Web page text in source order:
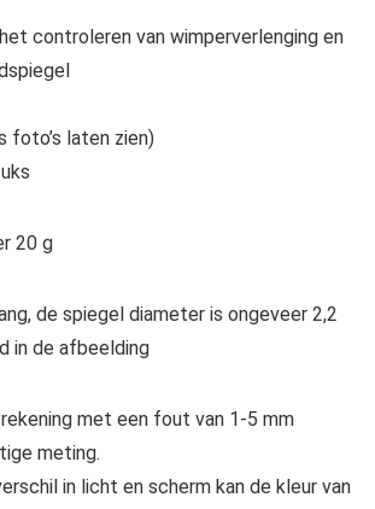
controleren van wimperverlenging en
foto’s laten zien)
20 g
de spiegel diameter is ongeveer 2,2
in de afbeelding
met een fout van 1-5 mm
meting.
in licht en scherm kan de kleur van